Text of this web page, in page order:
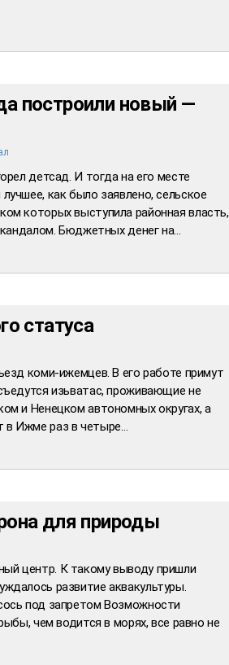
построили новый —
детсад. И тогда на его месте
как было заявлено, сельское
которых выступила районная власть,
Бюджетных денег на…
статуса
коми-ижемцев. В его работе примут
изьватас, проживающие не
и Ненецком автономных округах, а
в Ижме раз в четыре…
для природы
центр. К такому выводу пришли
развитие аквакультуры.
под запретом Возможности
чем водится в морях, все равно не